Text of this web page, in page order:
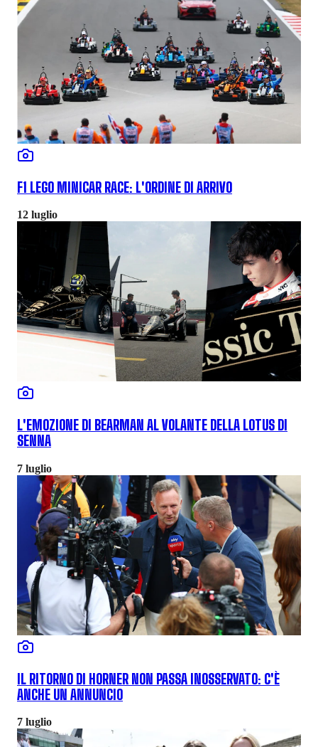
F1 LEGO MINICAR RACE: L'ORDINE DI ARRIVO
12 luglio
L'EMOZIONE DI BEARMAN AL VOLANTE DELLA LOTUS DI
SENNA
7 luglio
IL RITORNO DI HORNER NON PASSA INOSSERVATO: C'È
ANCHE UN ANNUNCIO
7 luglio